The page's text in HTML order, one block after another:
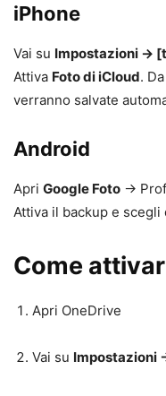
iPhone
Vai su Impostazioni →
Attiva Foto di iCloud.
verranno salvate
Android
Apri Google Foto →
Attiva il backup e
Come
Apri OneDrive
Vai su Impostazioni